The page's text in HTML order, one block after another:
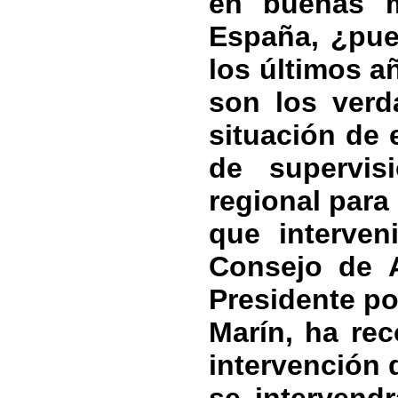
España,
los últimos
son los
situación de
de
regional
que
Consejo de
Presidente
Marín, ha
intervención